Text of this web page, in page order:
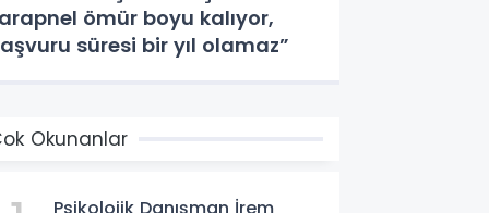
ömür boyu kalıyor,
süresi bir yıl olamaz”
Okunanlar